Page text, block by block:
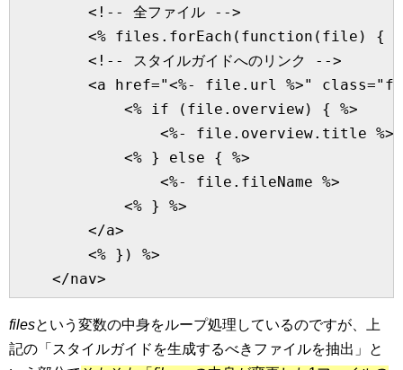
        <!-- 全ファイル -->
<% files.forEach(function(file) {
        <!-- スタイルガイドへのリンク -->
<a href="<%- file.url %>"
            <% if (file.overview) { %>
                <%- file.overview.title %>
            <% } else { %>
                <%- file.fileName %>
            <% } %>
        </a>
        <% }) %>
    </nav>
filesという変数の中身をループ処理しているのですが、上
記の「スタイルガイドを生成するべきファイルを抽出」と